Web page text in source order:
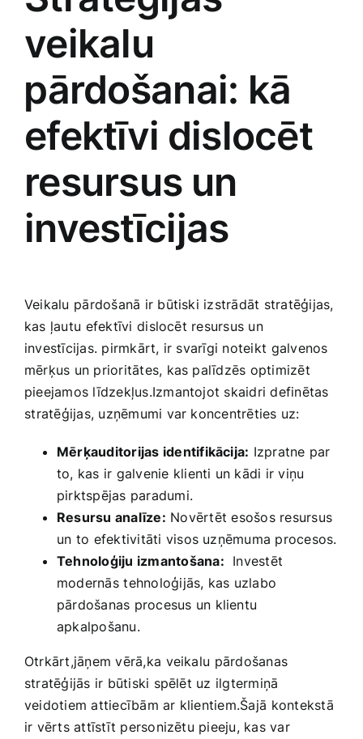
veikalu
⁢pārdošanai: kā
efektīvi ⁣dislocēt
resursus⁢ un
investīcijas
Veikalu⁣ pārdošanā ir būtiski izstrādāt stratēģijas,
kas ļautu ⁢efektīvi⁤ dislocēt resursus un
investīcijas. pirmkārt, ir svarīgi noteikt⁣ galvenos
mērķus un prioritātes, ​kas palīdzēs optimizēt⁣
pieejamos līdzekļus.Izmantojot skaidri definētas
⁤stratēģijas, uzņēmumi‌ var koncentrēties uz:
Mērķauditorijas identifikācija: Izpratne par
to, ‌kas ir galvenie klienti un kādi ir viņu
pirktspējas paradumi.
Resursu analīze: Novērtēt⁤ esošos resursus
un⁣ to efektivitāti visos uzņēmuma procesos.
Tehnoloģiju izmantošana: ‌ Investēt
modernās ⁣tehnoloģijās, kas uzlabo
pārdošanas procesus un klientu
apkalpošanu.
Otrkārt,jāņem vērā,ka ⁢veikalu ⁢pārdošanas
stratēģijās ir būtiski ‌spēlēt ‌uz ilgtermiņā
veidotiem attiecībām ar klientiem.Šajā⁤ kontekstā⁤
ir vērts attīstīt personizētu pieeju, kas var